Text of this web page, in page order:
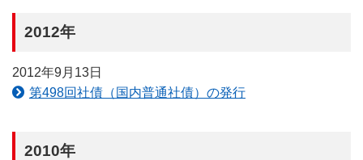
2012年
2012年9月13日
第498回社債（国内普通社債）の発行
2010年